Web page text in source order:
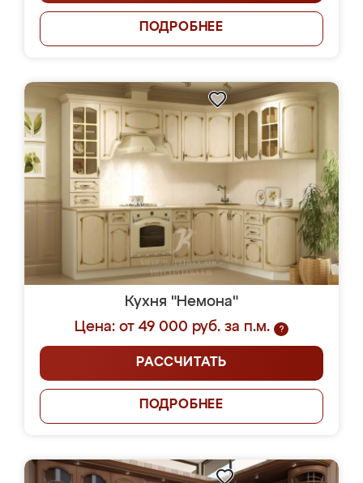
ПОДРОБНЕЕ
Кухня "Немона"
Цена: от 49 000 руб. за п.м.
?
РАССЧИТАТЬ
ПОДРОБНЕЕ